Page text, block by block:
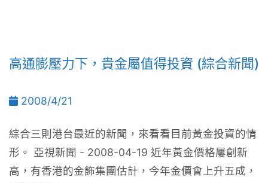
高通膨壓力下，貴金屬值得投資 (綜合新聞)
2008/4/21
綜合三則港台最近的新聞，來看看目前黃金投資的情
形。 亞視新聞 - 2008-04-19 近年黃金價格屢創新
高，有香港的金飾集團估計，今年金價會上升五成，